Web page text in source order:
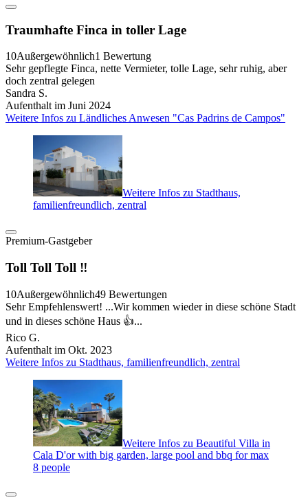
Traumhafte Finca in toller Lage
10Außergewöhnlich1 Bewertung
Sehr gepflegte Finca, nette Vermieter, tolle Lage, sehr ruhig, aber
doch zentral gelegen
Sandra S.
Aufenthalt im Juni 2024
Weitere Infos zu Ländliches Anwesen "Cas Padrins de Campos"
Weitere Infos zu Stadthaus,
familienfreundlich, zentral
Premium-Gastgeber
Toll Toll Toll ‼️
10Außergewöhnlich49 Bewertungen
Sehr Empfehlenswert! ...Wir kommen wieder in diese schöne Stadt
und in dieses schöne Haus 👍...
Rico G.
Aufenthalt im Okt. 2023
Weitere Infos zu Stadthaus, familienfreundlich, zentral
Weitere Infos zu Beautiful Villa in
Cala D'or with big garden, large pool and bbq for max
8 people